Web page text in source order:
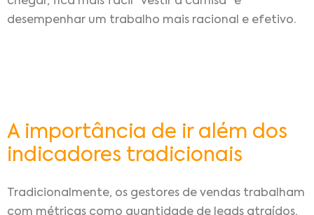
desempenhar um trabalho mais racional e efetivo.
A importância de ir além dos
indicadores tradicionais
Tradicionalmente, os gestores de vendas trabalham
com métricas como quantidade de leads atraídos,